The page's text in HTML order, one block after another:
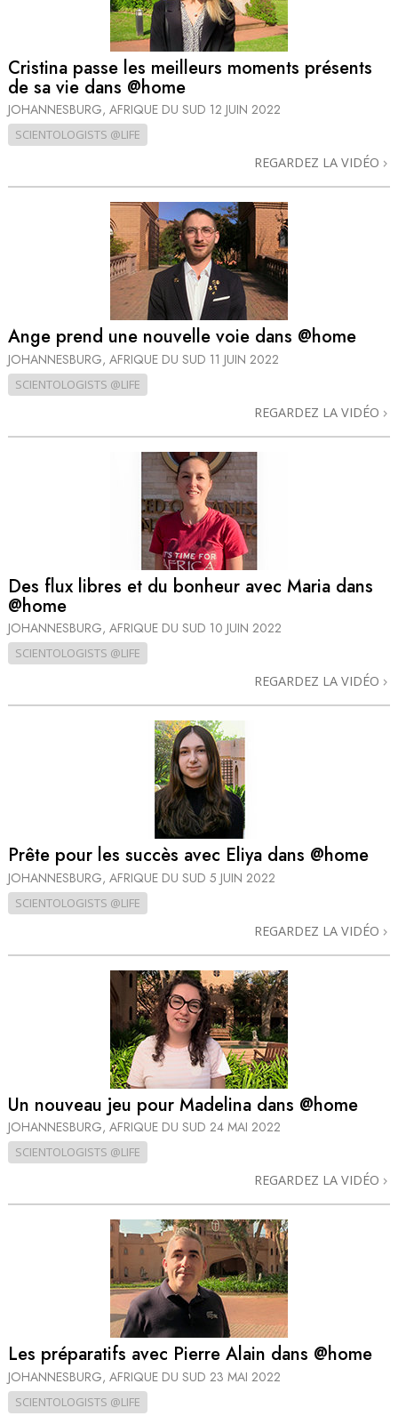
Cristina passe les meilleurs moments présents
de sa vie dans @home
JOHANNESBURG, AFRIQUE DU SUD 12 JUIN 2022
SCIENTOLOGISTS @LIFE
REGARDEZ LA VIDÉO
Ange prend une nouvelle voie dans @home
JOHANNESBURG, AFRIQUE DU SUD 11 JUIN 2022
SCIENTOLOGISTS @LIFE
REGARDEZ LA VIDÉO
Des flux libres et du bonheur avec Maria dans
@home
JOHANNESBURG, AFRIQUE DU SUD 10 JUIN 2022
SCIENTOLOGISTS @LIFE
REGARDEZ LA VIDÉO
Prête pour les succès avec Eliya dans @home
JOHANNESBURG, AFRIQUE DU SUD 5 JUIN 2022
SCIENTOLOGISTS @LIFE
REGARDEZ LA VIDÉO
Un nouveau jeu pour Madelina dans @home
JOHANNESBURG, AFRIQUE DU SUD 24 MAI 2022
SCIENTOLOGISTS @LIFE
REGARDEZ LA VIDÉO
Les préparatifs avec Pierre Alain dans @home
JOHANNESBURG, AFRIQUE DU SUD 23 MAI 2022
SCIENTOLOGISTS @LIFE